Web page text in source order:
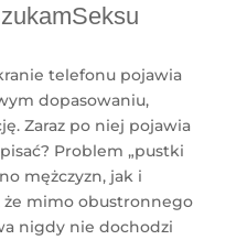
telefonu pojawia
dopasowaniu,
Zaraz po niej pojawia
Problem „pustki
mężczyzn, jak i
że mimo obustronnego
nigdy nie dochodzi